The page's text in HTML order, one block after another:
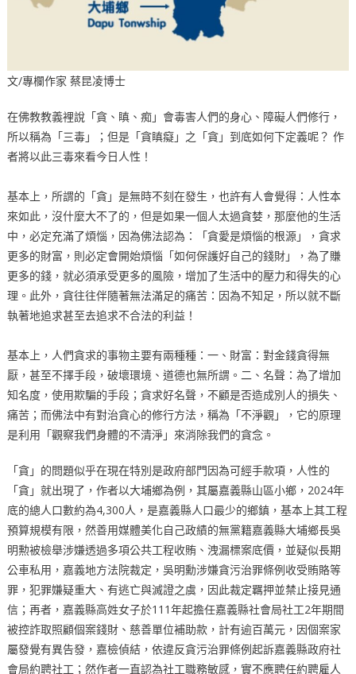
文/專欄作家 蔡昆凌博士
在佛教教義裡說「貪、瞋、痴」會毒害人們的身心、障礙人們修行，
所以稱為「三毒」；但是「貪瞋癡」之「貪」到底如何下定義呢？ 作
者將以此三毒來看今日人性！
基本上，所謂的「貪」是無時不刻在發生，也許有人會覺得：人性本
來如此，沒什麼大不了的，但是如果一個人太過貪婪，那麼他的生活
中，必定充滿了煩惱，因為佛法認為：「貪愛是煩惱的根源」，貪求
更多的財富，則必定會開始煩惱「如何保護好自己的錢財」，為了賺
更多的錢，就必須承受更多的風險，增加了生活中的壓力和得失的心
理。此外，貪往往伴隨著無法滿足的痛苦：因為不知足，所以就不斷
執著地追求甚至去追求不合法的利益！
基本上，人們貪求的事物主要有兩種種：一、財富：對金錢貪得無
厭，甚至不擇手段，破壞環境、道德也無所謂。二、名聲：為了增加
知名度，使用欺騙的手段；貪求好名聲，不顧是否造成別人的損失、
痛苦；而佛法中有對治貪心的修行方法，稱為「不淨觀」，它的原理
是利用「觀察我們身體的不清淨」來消除我們的貪念。
「貪」的問題似乎在現在特別是政府部門因為可經手款項，人性的
「貪」就出現了，作者以大埔鄉為例，其屬嘉義縣山區小鄉，2024年
底的總人口數約為4,300人，是嘉義縣人口最少的鄉鎮，基本上其工程
預算規模有限，然善用媒體美化自己政績的無黨籍嘉義縣大埔鄉長吳
明勲被檢舉涉嫌透過多項公共工程收賄、洩漏標案底價，並疑似長期
公車私用，嘉義地方法院裁定，吳明勳涉嫌貪污治罪條例收受賄賂等
罪，犯罪嫌疑重大、有逃亡與滅證之虞，因此裁定羈押並禁止接見通
信；再者，嘉義縣高姓女子於111年起擔任嘉義縣社會局社工2年期間
被控詐取照顧個案錢財、慈善單位補助款，計有逾百萬元，因個案家
屬發覺有異告發，嘉檢偵結，依違反貪污治罪條例起訴嘉義縣政府社
會局約聘社工；然作者一直認為社工職務敏感，實不應聘任約聘雇人